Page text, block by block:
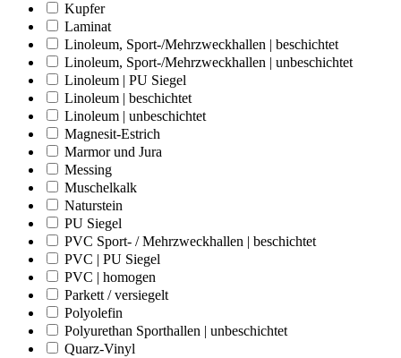
Kupfer
Laminat
Linoleum, Sport-/Mehrzweckhallen | beschichtet
Linoleum, Sport-/Mehrzweckhallen | unbeschichtet
Linoleum | PU Siegel
Linoleum | beschichtet
Linoleum | unbeschichtet
Magnesit-Estrich
Marmor und Jura
Messing
Muschelkalk
Naturstein
PU Siegel
PVC Sport- / Mehrzweckhallen | beschichtet
PVC | PU Siegel
PVC | homogen
Parkett / versiegelt
Polyolefin
Polyurethan Sporthallen | unbeschichtet
Quarz-Vinyl